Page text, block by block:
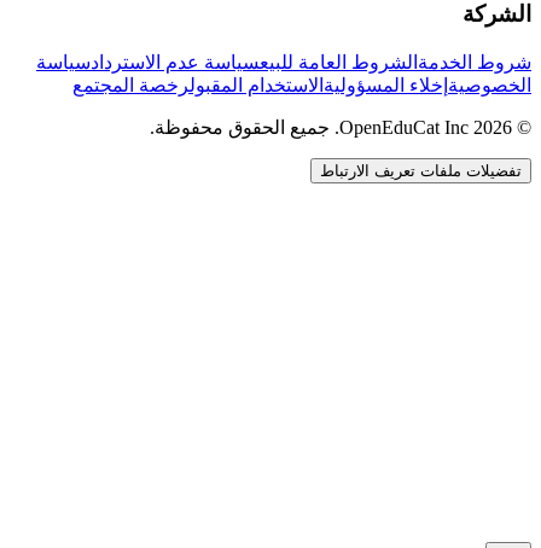
الشركة
شروط الخدمة الشروط العامة للبيعسياسة عدم الاستردادسياسة
الخصوصية إخلاء المسؤولية الاستخدام المقبولرخصة المجتمع
© 2026 OpenEduCat Inc. جميع الحقوق محفوظة.
تفضيلات ملفات تعريف الارتباط